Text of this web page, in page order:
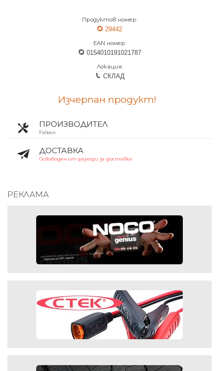
Продуктов номер:
29442
EAN номер:
0154010191021787
Локация:
СКЛАД
Изчерпан продукт!
ПРОИЗВОДИТЕЛ
Falken
ДОСТАВКА
Освободен от разходи за доставка
РЕКЛАМА